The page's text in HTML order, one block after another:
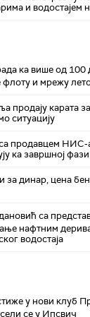
и водостајем
ка више од 100
флоту и мрежу
продају карата
ситуацију
продавцем НИС-
ка завршној фази
за динар, цена
са
нафтним
водостаја
у нови клуб
се у Ипсвич